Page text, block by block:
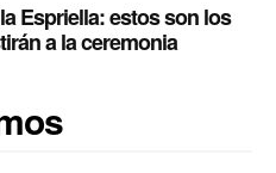
Espriella: estos son los
a la ceremonia